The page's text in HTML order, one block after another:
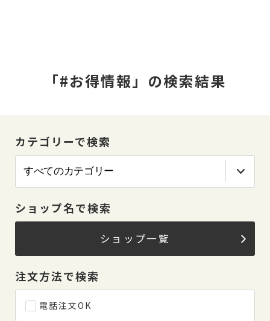
「#お得情報」の検索結果
カテゴリーで検索
ショップ名で検索
ショップ一覧
注文方法で検索
電話注文OK